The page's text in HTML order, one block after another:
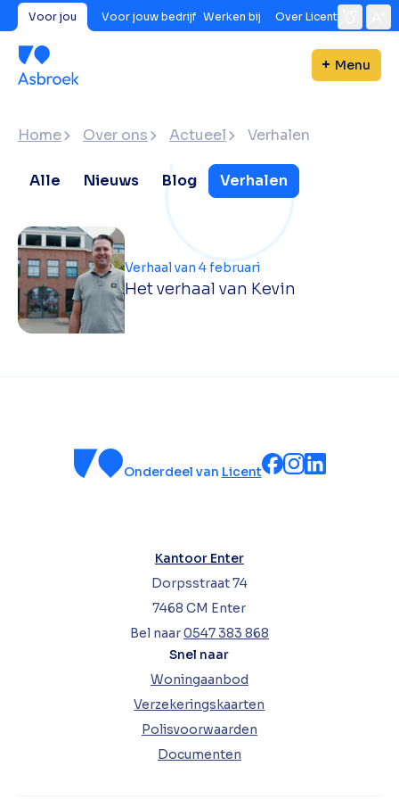
Voor jou Voor jouw bedrijf Werken bij Over Licent
Menu
Home Over ons Actueel Verhalen
Alle Nieuws Blog Verhalen
Het verhaal van Kevin
Verhaal van 4 februari
Onderdeel van Licent
Kantoor Enter
Dorpsstraat 74
7468 CM Enter
Bel naar0547 383 868
Snel naar
Woningaanbod
Verzekeringskaarten
Polisvoorwaarden
Documenten